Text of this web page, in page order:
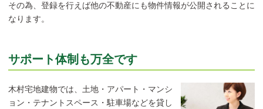
その為、登録を行えば他の不動産にも物件情報が公開されることに
なります。
サポート体制も万全です
木村宅地建物では、土地・アパート・マンシ
ョン・テナントスペース・駐車場などを貸し